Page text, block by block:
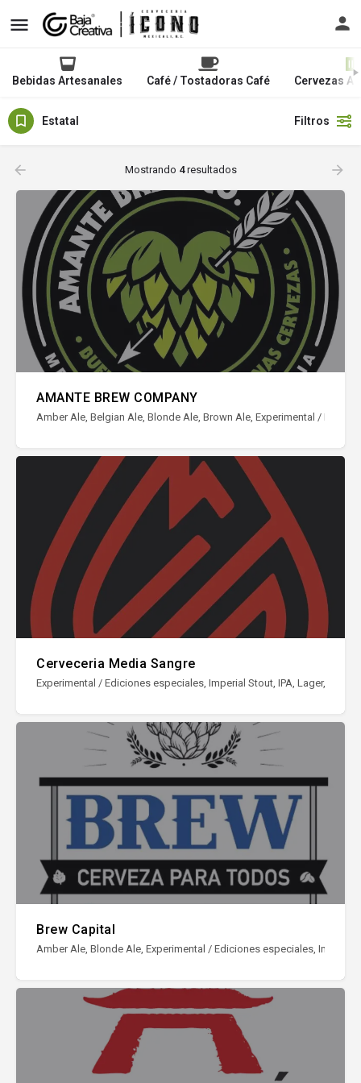
Bebidas Artesanales Café / Tostadoras Café Cervezas
Estatal Filtros
Mostrando 4resultados
AMANTE BREW COMPANY
Amber Ale, Belgian Ale, Blonde Ale, Brown Ale, Experimental /
Cerveceria Media Sangre
Experimental / Ediciones especiales, Imperial Stout, IPA, Lager, NEIPA
Brew Capital
Amber Ale, Blonde Ale, Experimental / Ediciones especiales, Imperial